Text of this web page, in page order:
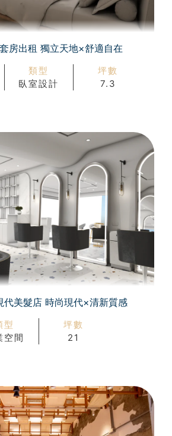
房出租 獨立天地×舒適自在
類型
臥室設計
坪數
7.3
代美髮店 時尚現代×清新質感
型
空間
坪數
21